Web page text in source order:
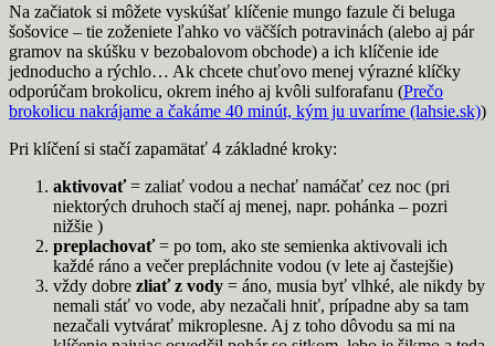
Na začiatok si môžete vyskúšať klíčenie mungo fazule či beluga
šošovice – tie zoženiete ľahko vo väčších potravinách (alebo aj pár
gramov na skúšku v bezobalovom obchode) a ich klíčenie ide
jednoducho a rýchlo… Ak chcete chuťovo menej výrazné klíčky
odporúčam brokolicu, okrem iného aj kvôli sulforafanu (Prečo
brokolicu nakrájame a čakáme 40 minút, kým ju uvaríme (lahsie.sk))
Pri klíčení si stačí zapamätať 4 základné kroky:
aktivovať= zaliať vodou a nechať namáčať cez noc (pri
niektorých druhoch stačí aj menej, napr. pohánka – pozri
nižšie )
preplachovať= po tom, ako ste semienka aktivovali ich
každé ráno a večer prepláchnite vodou (v lete aj častejšie)
vždy dobre zliať z vody = áno, musia byť vlhké, ale nikdy by
nemali stáť vo vode, aby nezačali hniť, prípadne aby sa tam
nezačali vytvárať mikroplesne. Aj z toho dôvodu sa mi na